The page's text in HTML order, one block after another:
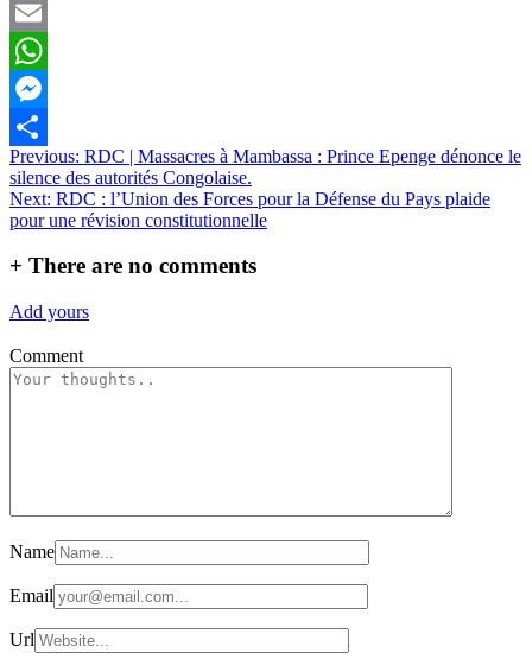
Twitter
Email
WhatsApp
Messenger
Partager
Navigation
de
l’article
Previous: RDC | Massacres à Mambassa : Prince Epenge dénonce le
silence des autorités Congolaise.
Next: RDC : l’Union des Forces pour la Défense du Pays plaide
pour une révision constitutionnelle
+ There are no comments
Add yours
Comment
Name
Email
Url